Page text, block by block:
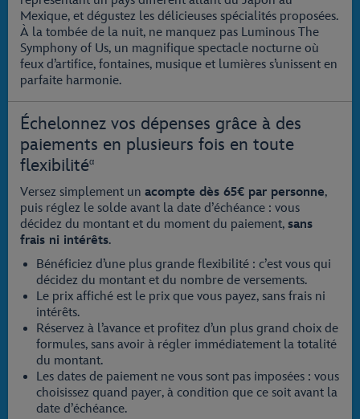
Mexique, et dégustez les délicieuses spécialités proposées.
À la tombée de la nuit, ne manquez pas Luminous The
Symphony of Us, un magnifique spectacle nocturne où
feux d’artifice, fontaines, musique et lumières s’unissent en
parfaite harmonie.
Échelonnez vos dépenses grâce à des
paiements en plusieurs fois en toute
flexibilitéα
Versez simplement un acompte dès 65€ par personne,
puis réglez le solde avant la date d’échéance : vous
décidez du montant et du moment du paiement, sans
frais ni intérêts.
Bénéficiez d’une plus grande flexibilité : c’est vous qui
décidez du montant et du nombre de versements.
Le prix affiché est le prix que vous payez, sans frais ni
intérêts.
Réservez à l’avance et profitez d’un plus grand choix de
formules, sans avoir à régler immédiatement la totalité
du montant.
Les dates de paiement ne vous sont pas imposées : vous
choisissez quand payer, à condition que ce soit avant la
date d’échéance.